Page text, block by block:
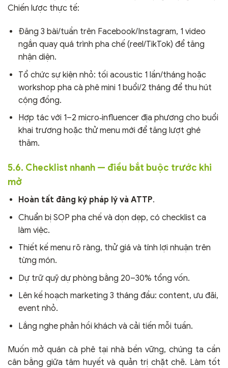
Chiến lược thực tế:
Đăng 3 bài/tuần trên Facebook/Instagram, 1 video
ngắn quay quá trình pha chế (reel/TikTok) để tăng
nhận diện.
Tổ chức sự kiện nhỏ: tối acoustic 1 lần/tháng hoặc
workshop pha cà phê mini 1 buổi/2 tháng để thu hút
cộng đồng.
Hợp tác với 1–2 micro‑influencer địa phương cho buổi
khai trương hoặc thử menu mới để tăng lượt ghé
thăm.
5.6. Checklist nhanh — điều bắt buộc trước khi
mở
Hoàn tất đăng ký pháp lý và ATTP.
Chuẩn bị SOP pha chế và dọn dẹp, có checklist ca
làm việc.
Thiết kế menu rõ ràng, thử giá và tính lợi nhuận trên
từng món.
Dự trữ quỹ dự phòng bằng 20–30% tổng vốn.
Lên kế hoạch marketing 3 tháng đầu: content, ưu đãi,
event nhỏ.
Lắng nghe phản hồi khách và cải tiến mỗi tuần.
Muốn mở quán cà phê tại nhà bền vững, chúng ta cần
cân bằng giữa tâm huyết và quản trị chặt chẽ. Làm tốt